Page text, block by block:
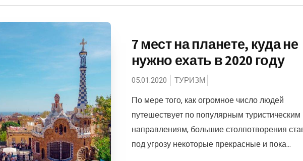
7 мест на планете, куда не
нужно ехать в 2020 году
05.01.2020 ТУРИЗМ
По мере того, как огромное число людей
путешествует по популярным туристическим
направлениям, большие столпотворения
под угрозу некоторые прекрасные и пока...